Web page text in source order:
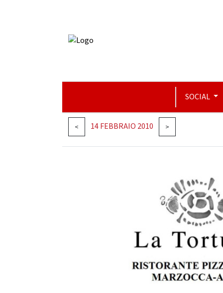
SOCIAL
< 14 FEBBRAIO 2010 >